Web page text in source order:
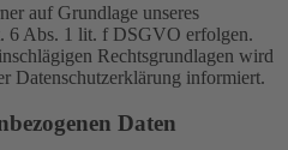
auf Grundlage unseres
6 Abs. 1 lit. f DSGVO erfolgen.
Rechtsgrundlagen wird
Datenschutzerklärung informiert.
Daten